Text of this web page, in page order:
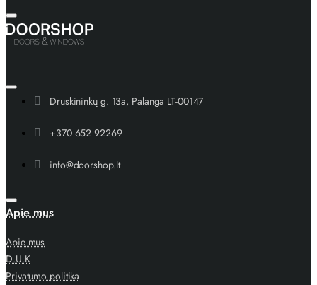
Druskininkų g. 13a, Palanga LT-00147
+370 652 92269
info@doorshop.lt
Apie mus
Apie mus
D.U.K
Privatumo politika